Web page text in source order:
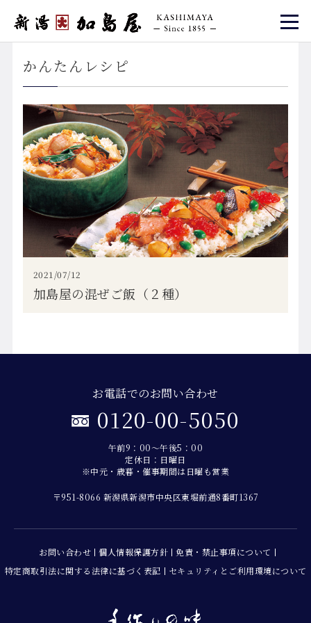
かんたんレシピ
2021/07/12
加島屋の混ぜご飯（２種）
お電話でのお問い合わせ
0120-00-5050
午前9：00～午後5：00
定休日：日曜日
※中元・歳暮・催事期間は日曜も営業
〒951-8066 新潟県新潟市中央区東堀前通8番町1367
お問い合わせ 個人情報保護方針
免責・禁止事項について
特定商取引法に関する法律に基づく表記
セキュリティとご利用環境について